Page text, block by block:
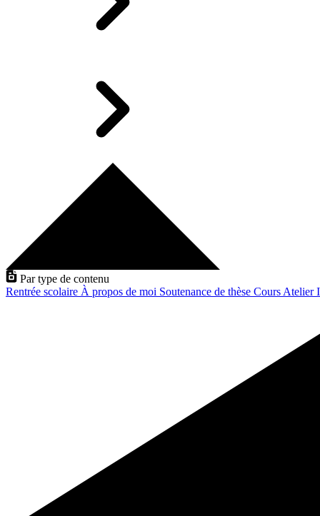
Par type de contenu
Rentrée scolaire À propos de moi Soutenance de thèse Cours Atelier